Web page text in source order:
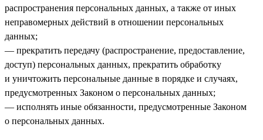
распространения персональных данных, а также от иных
неправомерных действий в отношении персональных
данных;
— прекратить передачу (распространение, предоставление,
доступ) персональных данных, прекратить обработку
и уничтожить персональные данные в порядке и случаях,
предусмотренных Законом о персональных данных;
— исполнять иные обязанности, предусмотренные Законом
о персональных данных.